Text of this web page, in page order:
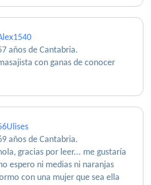
años de Cantabria.
con ganas de conocer
años de Cantabria.
gracias por leer... me gustaría
espero ni medias ni naranjas
con una mujer que sea ella